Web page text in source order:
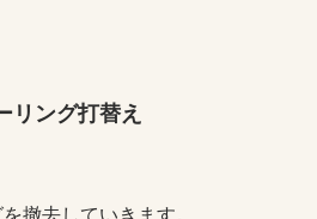
ング打替え
撤去していきます。